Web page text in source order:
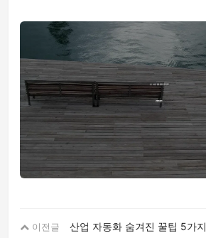
이전글 산업 자동화 숨겨진 꿀팁 5가지